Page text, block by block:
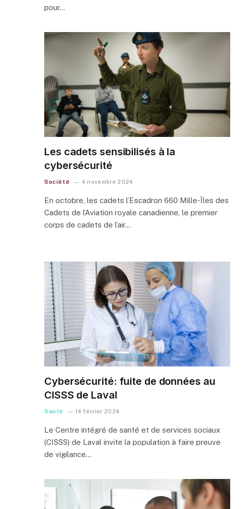
pour…
Les cadets sensibilisés à la
cybersécurité
Société 4 novembre 2024
En octobre, les cadets l’Escadron 660 Mille-Îles des
Cadets de l’Aviation royale canadienne, le premier
corps de cadets de l’air…
Cybersécurité: fuite de données au
CISSS de Laval
Santé 14 février 2024
Le Centre intégré de santé et de services sociaux
(CISSS) de Laval invite la population à faire preuve
de vigilance…